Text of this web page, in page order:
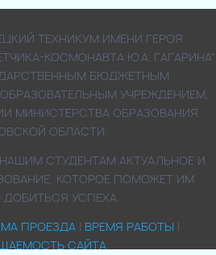
ТЕХНИКУМ ИМЕНИ ГЕРОЯ
КОСМОНАВТА Ю.А. ГАГАРИНА"
БЮДЖЕТНЫМ
УЧРЕЖДЕНИЕМ,
МИНИСТЕРСТВА ОБРАЗОВАНИЯ
ОБЛАСТИ.
СТУДЕНТАМ АКТУАЛЬНОЕ И
КОТОРОЕ ПОМОЖЕТ ИМ
УСПЕХА.
ПРОЕЗДА | ВРЕМЯ РАБОТЫ |
САЙТА